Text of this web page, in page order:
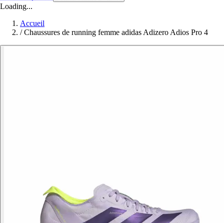
Loading...
Accueil
/ Chaussures de running femme adidas Adizero Adios Pro 4